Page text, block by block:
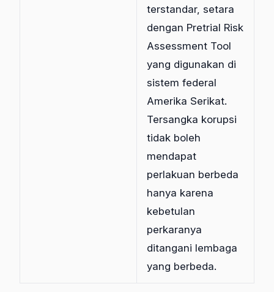
terstandar, setara
dengan Pretrial Risk
Assessment Tool
yang digunakan di
sistem federal
Amerika Serikat.
Tersangka korupsi
tidak boleh
mendapat
perlakuan berbeda
hanya karena
kebetulan
perkaranya
ditangani lembaga
yang berbeda.